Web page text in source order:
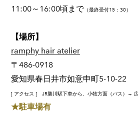
11:00～16:00頃まで（最終受付15：30）
【場所】
ramphy hair atelier
〒486-0918
愛知県春日井市如意申町5-10-22
[ アクセス ] JR勝川駅下車から、小牧方面（バス）→
​★駐車場有